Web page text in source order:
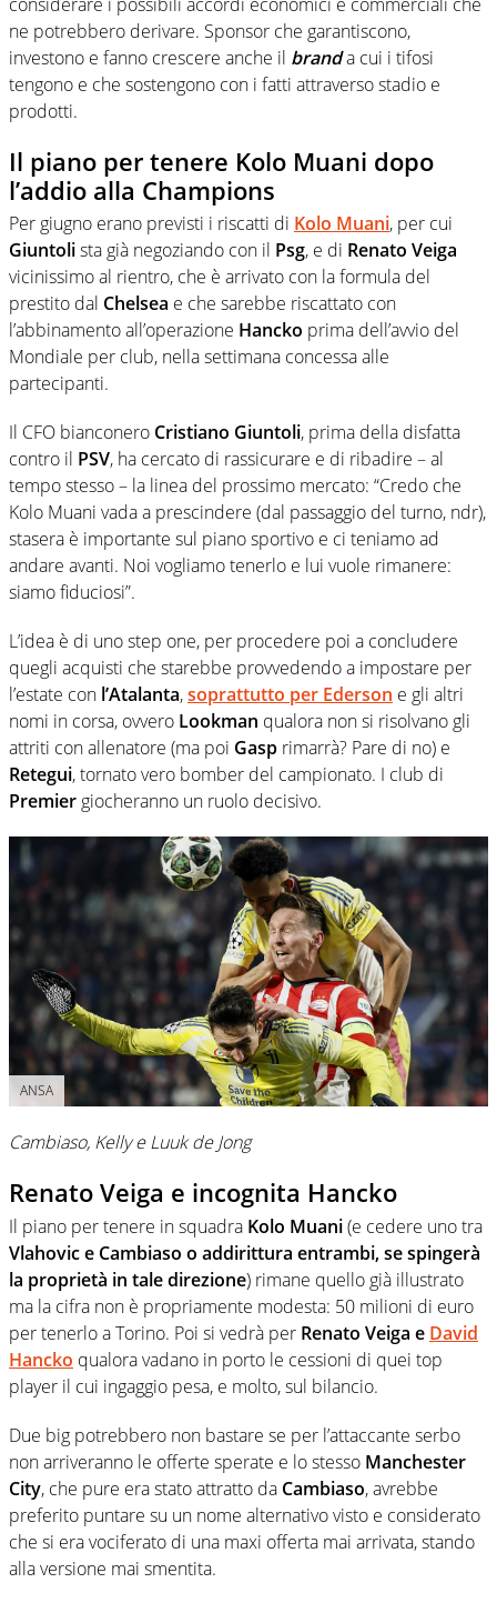
ne potrebbero derivare. Sponsor che garantiscono,
investono e fanno crescere anche il branda cui i tifosi
tengono e che sostengono con i fatti attraverso stadio e
prodotti.
Il piano per tenere Kolo Muani dopo
l’addio alla Champions
Per giugno erano previsti i riscatti di Kolo Muani, per cui
Giuntolista già negoziando con il Psg, e di Renato Veiga
vicinissimo al rientro, che è arrivato con la formula del
prestito dal Chelsea e che sarebbe riscattato con
l’abbinamento all’operazione Hancko prima dell’avvio del
Mondiale per club, nella settimana concessa alle
partecipanti.
Il CFO bianconero Cristiano Giuntoli, prima della disfatta
contro il PSV, ha cercato di rassicurare e di ribadire – al
tempo stesso – la linea del prossimo mercato: “Credo che
Kolo Muani vada a prescindere (dal passaggio del turno, ndr),
stasera è importante sul piano sportivo e ci teniamo ad
andare avanti. Noi vogliamo tenerlo e lui vuole rimanere:
siamo fiduciosi”.
L’idea è di uno step one, per procedere poi a concludere
quegli acquisti che starebbe provvedendo a impostare per
l’estate con l’Atalanta,soprattutto per Ederson e gli altri
nomi in corsa, ovvero Lookman qualora non si risolvano gli
attriti con allenatore (ma poi Gasp rimarrà? Pare di no) e
Retegui, tornato vero bomber del campionato. I club di
Premier giocheranno un ruolo decisivo.
ANSA
Cambiaso, Kelly e Luuk de Jong
Renato Veiga e incognita Hancko
Il piano per tenere in squadra Kolo Muani(e cedere uno tra
Vlahovic e Cambiaso o addirittura entrambi, se spingerà
la proprietà in tale direzione) rimane quello già illustrato
ma la cifra non è propriamente modesta: 50 milioni di euro
per tenerlo a Torino. Poi si vedrà per Renato Veiga e David
Hancko qualora vadano in porto le cessioni di quei top
player il cui ingaggio pesa, e molto, sul bilancio.
Due big potrebbero non bastare se per l’attaccante serbo
non arriveranno le offerte sperate e lo stesso Manchester
City, che pure era stato attratto da Cambiaso, avrebbe
preferito puntare su un nome alternativo visto e considerato
che si era vociferato di una maxi offerta mai arrivata, stando
alla versione mai smentita.